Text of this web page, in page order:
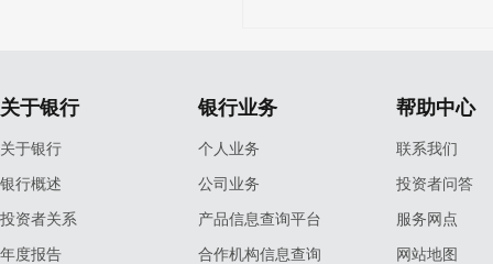
关于银行
关于银行
银行概述
投资者关系
年度报告
银行业务
个人业务
公司业务
产品信息查询平台
合作机构信息查询
帮助中心
联系我们
投资者问答
服务网点
网站地图